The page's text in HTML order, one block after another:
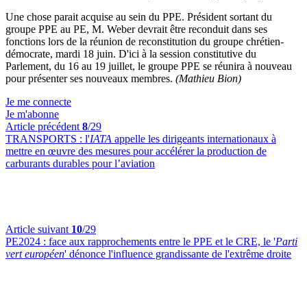
Une chose parait acquise au sein du PPE. Président sortant du
groupe PPE au PE, M. Weber devrait être reconduit dans ses
fonctions lors de la réunion de reconstitution du groupe chrétien-
démocrate, mardi 18 juin. D'ici à la session constitutive du
Parlement, du 16 au 19 juillet, le groupe PPE se réunira à nouveau
pour présenter ses nouveaux membres. (Mathieu Bion)
Je me connecte
Je m'abonne
Article précédent 8/29
TRANSPORTS : l'IATA appelle les dirigeants internationaux à
mettre en œuvre des mesures pour accélérer la production de
carburants durables pour l’aviation
Article suivant 10/29
PE2024 : face aux rapprochements entre le PPE et le CRE, le 'Parti
vert européen' dénonce l'influence grandissante de l'extrême droite